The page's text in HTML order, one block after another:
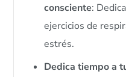
consciente:
ejercicios de
estrés.
Dedica tiempo a